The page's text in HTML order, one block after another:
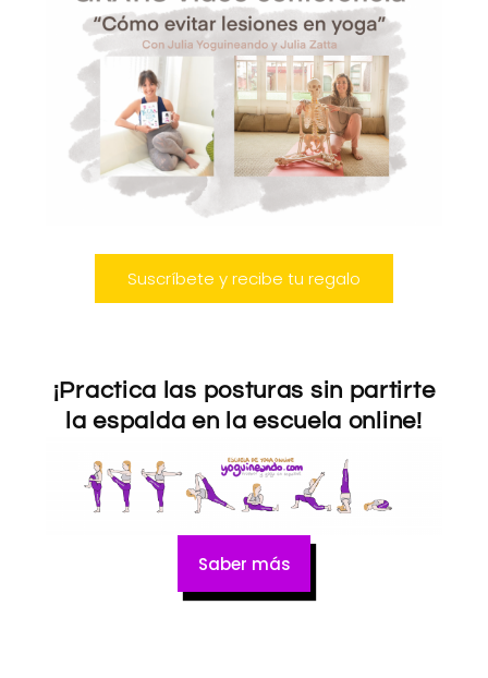
Suscríbete y recibe tu regalo
¡Practica las posturas sin partirte
la espalda en la escuela online!
Saber más